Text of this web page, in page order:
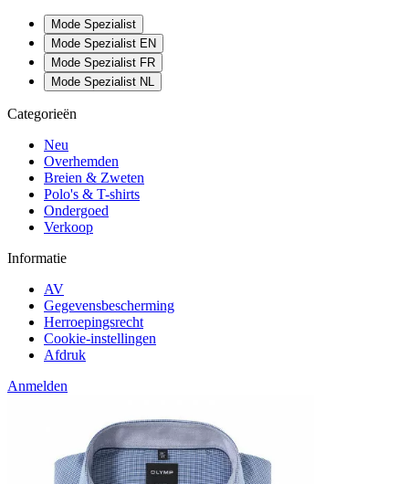
Mode Spezialist
Mode Spezialist EN
Mode Spezialist FR
Mode Spezialist NL
Categorieën
Neu
Overhemden
Breien & Zweten
Polo's & T-shirts
Ondergoed
Verkoop
Informatie
AV
Gegevensbescherming
Herroepingsrecht
Cookie-instellingen
Afdruk
Anmelden